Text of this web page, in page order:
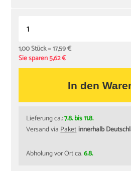
1,00 Stück=17,59 €
Sie sparen 5,62 €
In den
Lieferung ca.:7.8. bis 11.8.
Versand viaPaketinnerhalb
Abholung vor Ort ca.6.8.